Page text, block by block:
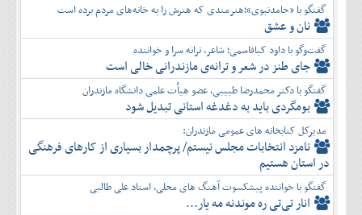
گفتگو با «حامدنبوی»؛هنرمندی که هنرش را به خانه‌های مردم برده است
نان و عشق
گفت‌وگو با داود کیاقاسمی؛ شاعر، ترانه سرا و خواننده
جای طنز در شعر و ترانه‌ی مازندرانی خالی است
گفتگو با دکتر محمدرضا طبیبی، عضو هیأت علمی دانشگاه مازندران
بومگردی باید به دغدغه استانی تبدیل شود
مدیرکل کتابخانه های عمومی مازندران:
نامزد انتخابات مجلس نیستم/ پرچمدار بسیاری از کارهای فرهنگی
در استان هستیم
گفتگو با خواننده پیشکسوت آهنگ های محلی، استاد علی طالبی
انار تی‌تی ره موندنه مه یار...